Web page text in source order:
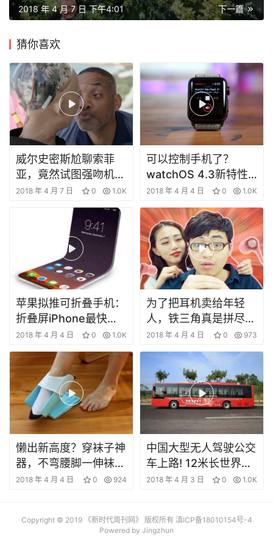
投
资
商
学
院
下一篇
2018 年 4 月 7 日 下午4:01
猜你喜欢
威尔史密斯尬聊索菲
亚，竟然试图强吻机器
人？
2018 年 4 月 7 日 0 1.0K
可以控制手机了？
watchOS 4.3新特性
一览
2018 年 4 月 4 日 0 1.0K
苹果拟推可折叠手机：
折叠屏iPhone最快
2020年面世
2018 年 4 月 4 日 0 1.0K
为了把耳机卖给年轻
人，铁三角真是拼尽了
颜色
2018 年 4 月 4 日 0 973
懒出新高度？穿袜子神
器，不弯腰脚一伸袜子
就穿好
2018 年 4 月 4 日 0 924
中国大型无人驾驶公交
车上路! 12米长世界首
创, 老司机面临下岗
2018 年 4 月 3 日 0 1.0K
Copyright © 2019 《新时代周刊网》 版权所有 滇ICP备18010154号-4
Powered by Jingzhun